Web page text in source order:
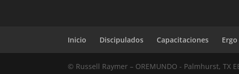
Inicio Discipulados Capacitaciones Ergo
© Russell Raymer – OREMUNDO - Palmhurst, TX